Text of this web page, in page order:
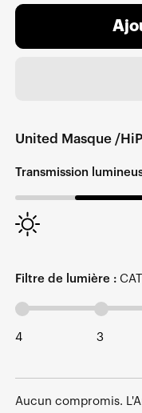
United Masque /
Transmission
Filtre de lumière :
4 3
Aucun compromis.